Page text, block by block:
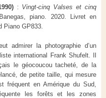
: Vingt-cinq Valses et cinq
piano. 2020. Livret en
Piano GP833.
admirer la photographie d’un
international Frank Shufelt. Il
le géocoucou tacheté, de la
de petite taille, qui mesure
fréquent en Amérique du Sud,
les forêts et les zones